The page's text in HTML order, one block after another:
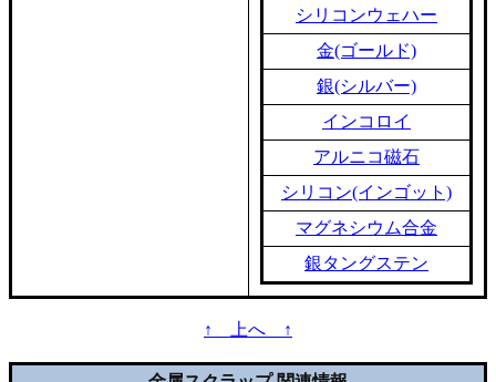
シリコンウェハー
金(ゴールド)
銀(シルバー)
インコロイ
アルニコ磁石
シリコン(インゴット)
マグネシウム合金
銀タングステン
↑ 上へ ↑